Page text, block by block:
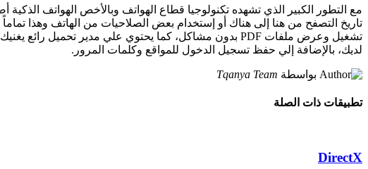
مع التطور الكبير الذي تشهده تكنولوجيا قطاع الهواتف وبالأخص الهواتف
لديك، بالإضافة إلي حفظ تسجيل الدخول للمواقع وكلمات المرور.
بواسطة Tqanya Team
تطبيقات ذات الصلة
DirectX